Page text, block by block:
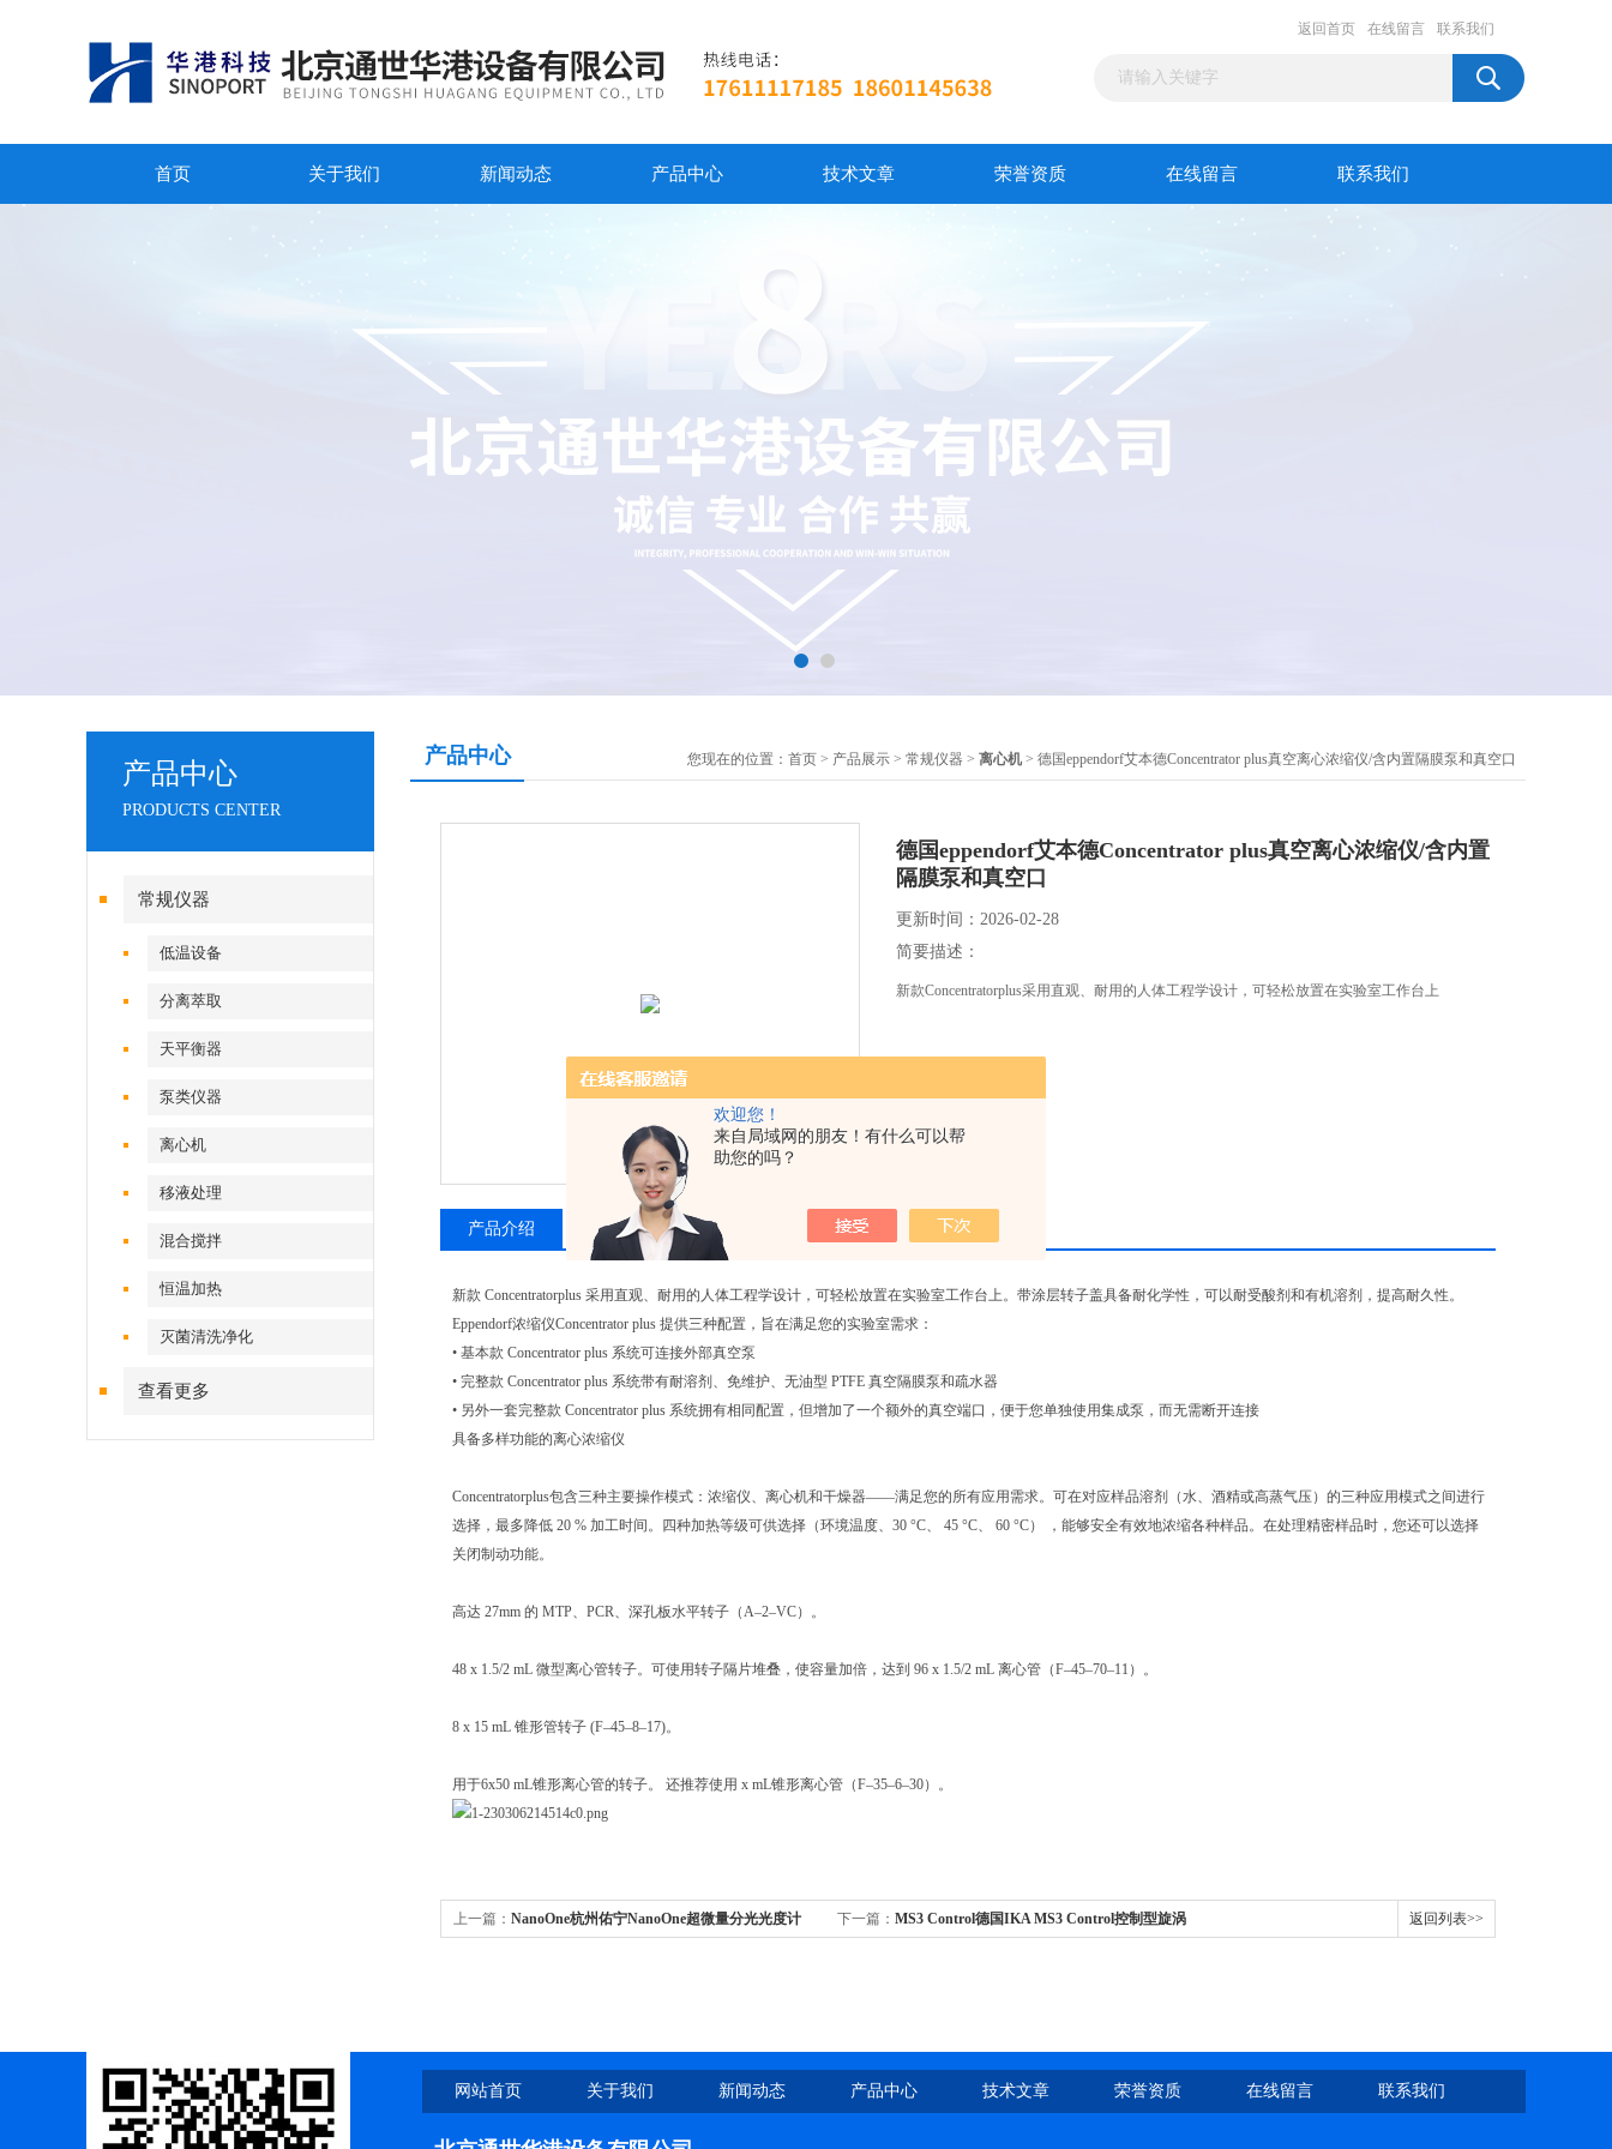
欢迎您！
来自局域网的朋友！有什么可以帮
助您的吗？
返回首页 在线留言 联系我们
首页 关于我们 新闻动态 产品中心 技术文章 荣誉资质 在线留言 联系我们
产品中心
PRODUCTS CENTER
常规仪器
低温设备
分离萃取
天平衡器
泵类仪器
离心机
移液处理
混合搅拌
恒温加热
灭菌清洗净化
查看更多
产品中心 您现在的位置： 首页 > 产品展示 > 常规仪器 > 离心机 > 德国eppendorf艾本德Concentrator plus真空离心浓缩仪/含内置隔膜泵和真空口
德国eppendorf艾本德Concentrator plus真空离心浓缩仪/含内置
隔膜泵和真空口
更新时间：2026-02-28
简要描述：
新款Concentratorplus采用直观、耐用的人体工程学设计，可轻松放置在实验室工作台上
产品介绍 相关产品 留言询价
新款 Concentratorplus 采用直观、耐用的人体工程学设计，可轻松放置在实验室工作台上。带涂层转子盖具备耐化学性，可以耐受酸剂和有机溶剂，提高耐久性。
Eppendorf浓缩仪Concentrator plus 提供三种配置，旨在满足您的实验室需求：
• 基本款 Concentrator plus 系统可连接外部真空泵
• 完整款 Concentrator plus 系统带有耐溶剂、免维护、无油型 PTFE 真空隔膜泵和疏水器
• 另外一套完整款 Concentrator plus 系统拥有相同配置，但增加了一个额外的真空端口，便于您单独使用集成泵，而无需断开连接
具备多样功能的离心浓缩仪
Concentratorplus包含三种主要操作模式：浓缩仪、离心机和干燥器——满足您的所有应用需求。可在对应样品溶剂（水、酒精或高蒸气压）的三种应用模式之间进行
选择，最多降低 20 % 加工时间。四种加热等级可供选择（环境温度、30 °C、 45 °C、 60 °C） ，能够安全有效地浓缩各种样品。在处理精密样品时，您还可以选择
关闭制动功能。
高达 27mm 的 MTP、PCR、深孔板水平转子（A–2–VC）。
48 x 1.5/2 mL 微型离心管转子。可使用转子隔片堆叠，使容量加倍，达到 96 x 1.5/2 mL 离心管（F–45–70–11）。
8 x 15 mL 锥形管转子 (F–45–8–17)。
用于6x50 mL锥形离心管的转子。 还推荐使用 x mL锥形离心管（F–35–6–30）。
上一篇： NanoOne杭州佑宁NanoOne超微量分光光度计 下一篇： MS3 Control德国IKA MS3 Control控制型旋涡 返回列表>>
网站首页 关于我们 新闻动态 产品中心 技术文章 荣誉资质 在线留言 联系我们